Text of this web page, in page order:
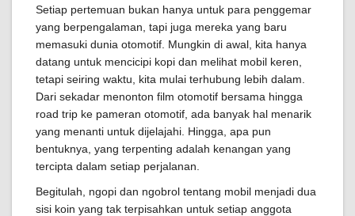
Setiap pertemuan bukan hanya untuk para penggemar
yang berpengalaman, tapi juga mereka yang baru
memasuki dunia otomotif. Mungkin di awal, kita hanya
datang untuk mencicipi kopi dan melihat mobil keren,
tetapi seiring waktu, kita mulai terhubung lebih dalam.
Dari sekadar menonton film otomotif bersama hingga
road trip ke pameran otomotif, ada banyak hal menarik
yang menanti untuk dijelajahi. Hingga, apa pun
bentuknya, yang terpenting adalah kenangan yang
tercipta dalam setiap perjalanan.
Begitulah, ngopi dan ngobrol tentang mobil menjadi dua
sisi koin yang tak terpisahkan untuk setiap anggota